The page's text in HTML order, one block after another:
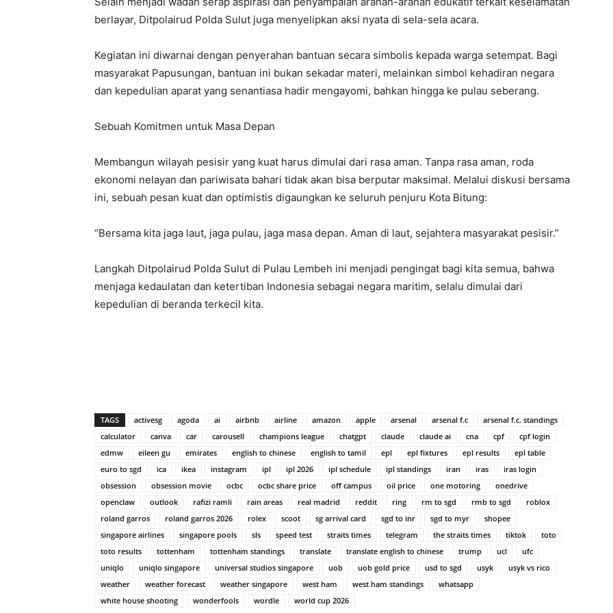
berlayar, Ditpolairud Polda Sulut juga menyelipkan aksi nyata di sela-sela acara.
Kegiatan ini diwarnai dengan penyerahan bantuan secara simbolis kepada warga setempat. Bagi
masyarakat Papusungan, bantuan ini bukan sekadar materi, melainkan simbol kehadiran negara
dan kepedulian aparat yang senantiasa hadir mengayomi, bahkan hingga ke pulau seberang.
Sebuah Komitmen untuk Masa Depan
Membangun wilayah pesisir yang kuat harus dimulai dari rasa aman. Tanpa rasa aman, roda
ekonomi nelayan dan pariwisata bahari tidak akan bisa berputar maksimal. Melalui diskusi bersama
ini, sebuah pesan kuat dan optimistis digaungkan ke seluruh penjuru Kota Bitung:
“Bersama kita jaga laut, jaga pulau, jaga masa depan. Aman di laut, sejahtera masyarakat pesisir.”
Langkah Ditpolairud Polda Sulut di Pulau Lembeh ini menjadi pengingat bagi kita semua, bahwa
menjaga kedaulatan dan ketertiban Indonesia sebagai negara maritim, selalu dimulai dari
kepedulian di beranda terkecil kita.
TAGS activesg agoda ai airbnb airline amazon apple arsenal arsenal f.c
arsenal f.c. standings
calculator
canva car carousell champions league chatgpt claude claude ai cna cpf
cpf login
edmw
eileen gu emirates english to chinese english to tamil epl epl fixtures epl results
epl table
euro to sgd
ica ikea instagram ipl ipl 2026 ipl schedule ipl standings iran iras
iras login
obsession
obsession movie ocbc ocbc share price off campus oil price one motoring
onedrive
openclaw
outlook rafizi ramli rain areas real madrid reddit ring rm to sgd rmb to sgd
roblox
roland garros
roland garros 2026 rolex scoot sg arrival card sgd to inr sgd to myr
shopee
singapore airlines
singapore pools sls speed test straits times telegram the straits times tiktok
toto
toto results
tottenham tottenham standings translate translate english to chinese trump ucl
ufc
uniqlo
uniqlo singapore universal studios singapore uob uob gold price usd to sgd usyk
usyk vs rico
weather
weather forecast weather singapore west ham west ham standings
whatsapp
white house shooting
wonderfools wordle world cup 2026